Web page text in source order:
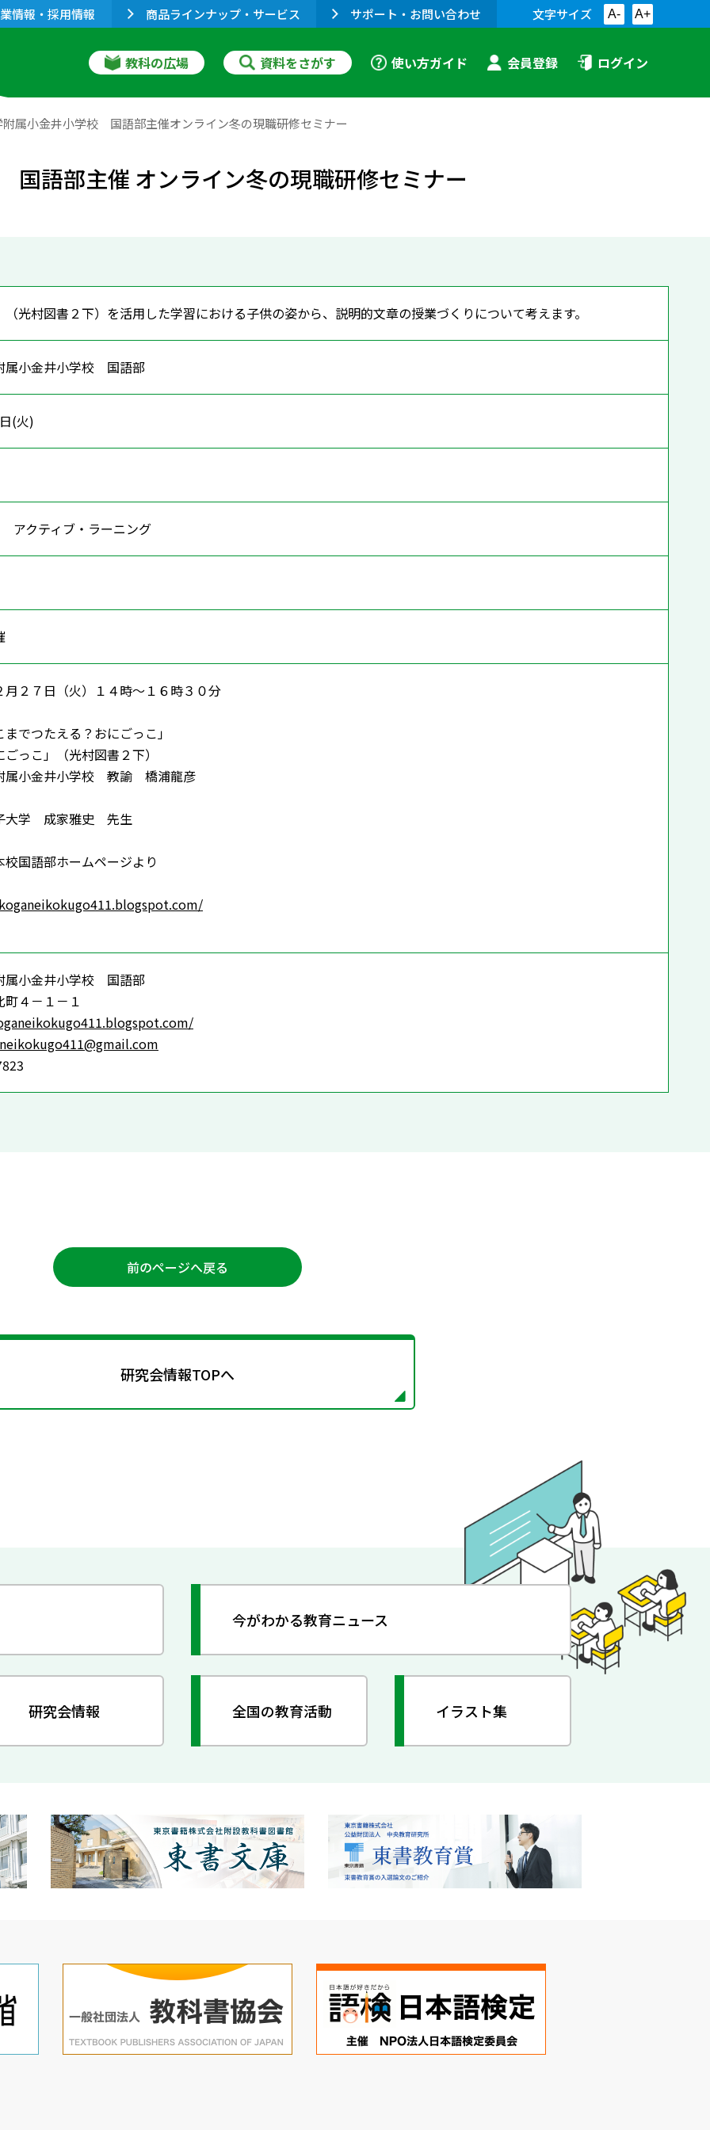
情報・採用情報 商品ラインナップ・サービス サポート・お問い合わせ 文字サイズ A- A+
教科の広場 資料をさがす 使い方ガイド 会員登録 ログイン
附属小金井小学校 国語部主催オンライン冬の現職研修セミナー
語部主催 オンライン冬の現職研修セミナー
（光村図書２下）を活用した学習における子供の姿から、説明的文章の授業づくりについて考えます。
属小金井小学校 国語部
(火)
アクティブ・ラーニング
月２７日（火）１４時～１６時３０分
でつたえる？おにごっこ」
」（光村図書２下）
属小金井小学校 教諭 橋浦龍彦
大学 成家雅史 先生
国語部ホームページより
属小金井小学校 国語部
４－１－１
前のページへ戻る
研究会情報TOPへ
今がわかる教育ニュース
研究会情報 全国の教育活動 イラスト集